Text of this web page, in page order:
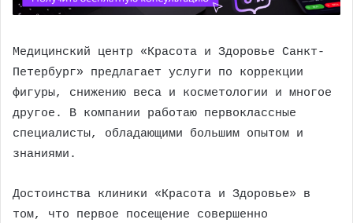
Медицинский центр «Красота и Здоровье Санкт-
Петербург» предлагает услуги по коррекции
фигуры, снижению веса и косметологии и многое
другое. В компании работаю первоклассные
специалисты, обладающими большим опытом и
знаниями.
Достоинства клиники «Красота и Здоровье» в
том, что первое посещение совершенно